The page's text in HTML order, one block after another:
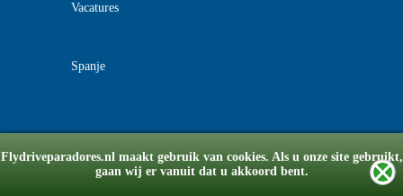
Flydriveparadores.nl maakt gebruik van cookies. Als u onze site gebruikt,
gaan wij er vanuit dat u akkoord bent.
Vacatures
Spanje
v2.0190715